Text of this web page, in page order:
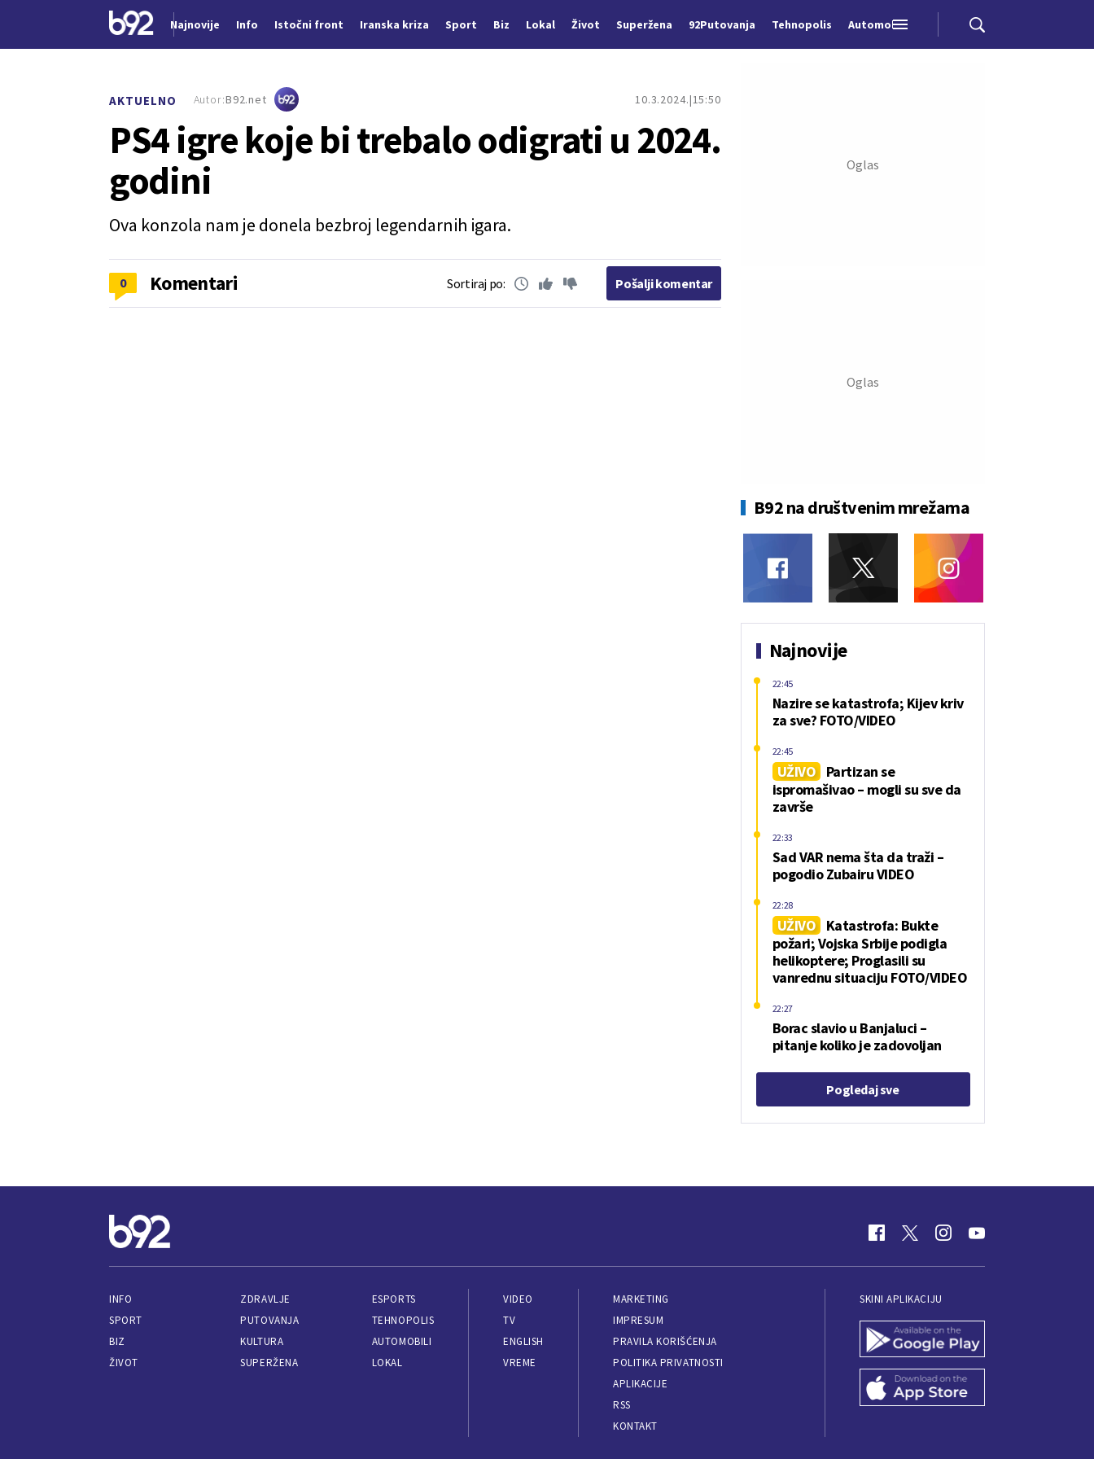
Najnovije Info Istočni front Iranska kriza Sport Biz Lokal Život Superžena 92Putovanja Tehnopolis Automobili
AKTUELNO 10.3.2024. 15:50
PS4 igre koje bi trebalo odigrati u 2024.
godini
Ova konzola nam je donela bezbroj legendarnih igara.
Autor:B92.net
0 Komentari Sortiraj po: Pošalji komentar
B92 na društvenim mrežama
Najnovije
Nazire se katastrofa; Kijev kriv
za sve? FOTO/VIDEO
22:45
UŽIVO
Partizan se
ispromašivao – mogli su sve da
završe
22:45
Sad VAR nema šta da traži –
pogodio Zubairu VIDEO
22:33
UŽIVO
Katastrofa: Bukte
požari; Vojska Srbije podigla
helikoptere; Proglasili su
vanrednu situaciju FOTO/VIDEO
22:28
Borac slavio u Banjaluci –
pitanje koliko je zadovoljan
22:27
Pogledaj sve
INFO
SPORT
BIZ
ŽIVOT
ZDRAVLJE
PUTOVANJA
KULTURA
SUPERŽENA
ESPORTS
TEHNOPOLIS
AUTOMOBILI
LOKAL
VIDEO
TV
ENGLISH
VREME
MARKETING
IMPRESUM
PRAVILA KORIŠĆENJA
POLITIKA PRIVATNOSTI
APLIKACIJE
RSS
KONTAKT
SKINI APLIKACIJU